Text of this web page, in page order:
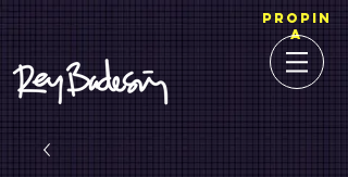
PROPIN
A